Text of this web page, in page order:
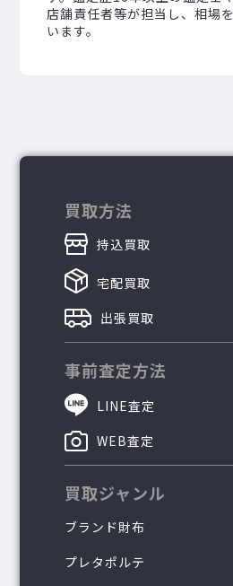
買取方法
持込買取
宅配買取
出張買取
事前査定方法
LINE査定
WEB査定
買取ジャンル
ブランド財布
プレタポルテ
店舗責任者等が担当し、相場
います。